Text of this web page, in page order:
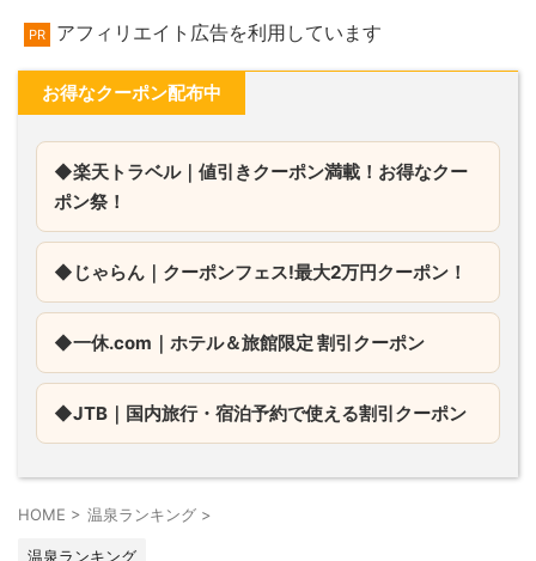
PR アフィリエイト広告を利用しています
お得なクーポン配布中
◆楽天トラベル｜値引きクーポン満載！お得なクー
ポン祭！
◆じゃらん｜ クーポンフェス!最大2万円クーポン！
◆一休.com｜ ホテル＆旅館限定 割引クーポン
◆JTB｜ 国内旅行・宿泊予約で使える割引クーポン
HOME > 温泉ランキング >
温泉ランキング